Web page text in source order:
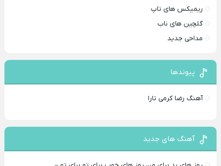
ریمیکس های تاپ
گلچین های ناب
مداحی جدید
پیوندها
آهنگ رضا کرمی تارا
آهنگ های جدید